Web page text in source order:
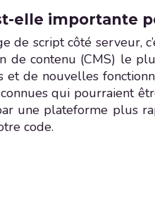
elle importante
de script côté serveur,
de contenu (CMS) le
et de nouvelles
qui pourraient
une plateforme plus
code.